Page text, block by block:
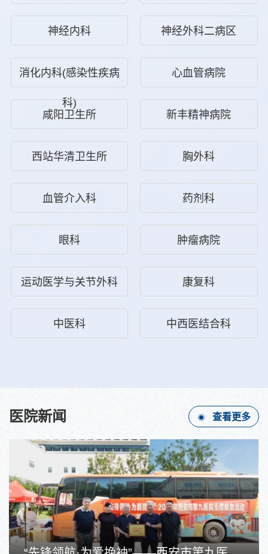
神经内科 神经外科二病区
消化内科(感染性疾病
科)
心血管病院
咸阳卫生所 新丰精神病院
西站华清卫生所 胸外科
血管介入科 药剂科
眼科 肿瘤病院
运动医学与关节外科 康复科
中医科 中西医结合科
医院新闻 查看更多